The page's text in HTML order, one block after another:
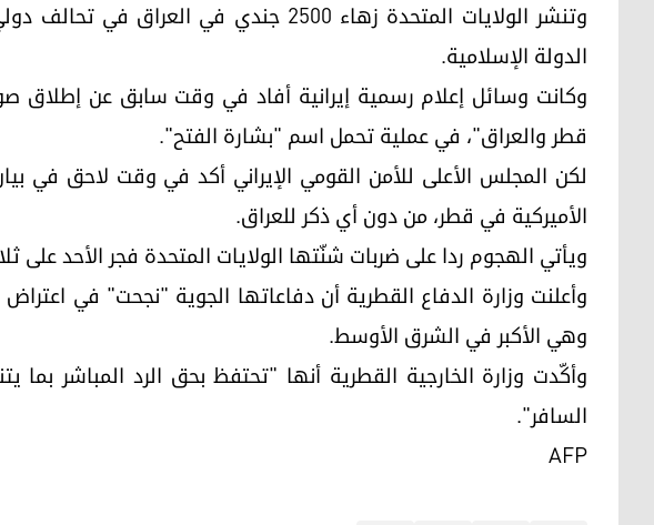
الدولة الإسلامية.
وكانت وسائل إعلام رسمية إيرانية أفاد في وقت سابق عن إطلاق
قطر والعراق"، في عملية تحمل اسم "بشارة الفتح".
لكن المجلس الأعلى للأمن القومي الإيراني أكد في وقت لاحق في
الأميركية في قطر، من دون أي ذكر للعراق.
ويأتي الهجوم ردا على ضربات شنّتها الولايات المتحدة فجر الأحد على
وأعلنت وزارة الدفاع القطرية أن دفاعاتها الجوية "نجحت" في اعتراض
وهي الأكبر في الشرق الأوسط.
وأكّدت وزارة الخارجية القطرية أنها "تحتفظ بحق الرد المباشر
السافر".
AFP